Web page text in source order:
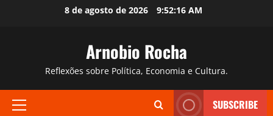
8 de agosto de 2026 9:52:17 AM
Arnobio Rocha
Reflexões sobre Política, Economia e Cultura.
Primary
SUBSCRIBE